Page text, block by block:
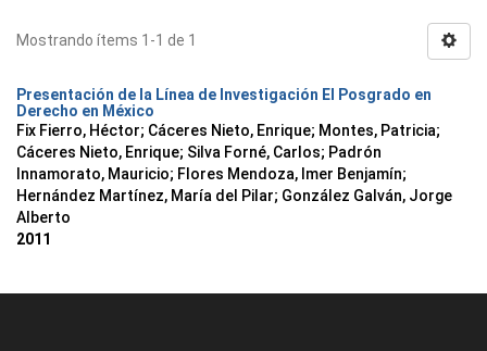
Mostrando ítems 1-1 de 1
Presentación de la Línea de Investigación El Posgrado en
Derecho en México
Fix Fierro, Héctor; Cáceres Nieto, Enrique; Montes, Patricia;
Cáceres Nieto, Enrique; Silva Forné, Carlos; Padrón
Innamorato, Mauricio; Flores Mendoza, Imer Benjamín;
Hernández Martínez, María del Pilar; González Galván, Jorge
Alberto
2011